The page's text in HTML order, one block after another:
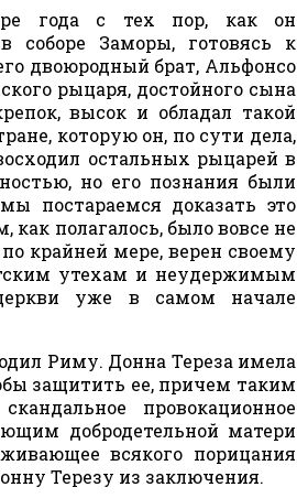
года с тех пор, как он
соборе Заморы, готовясь к
двоюродный брат, Альфонсо
рыцаря, достойного сына
высок и обладал такой
которую он, по сути дела,
остальных рыцарей в
но его познания были
постараемся доказать это
полагалось, было вовсе не
крайней мере, верен своему
утехам и неудержимым
уже в самом начале
Риму. Донна Тереза имела
защитить ее, причем таким
провокационное
добродетельной матери
всякого порицания
Терезу из заключения.